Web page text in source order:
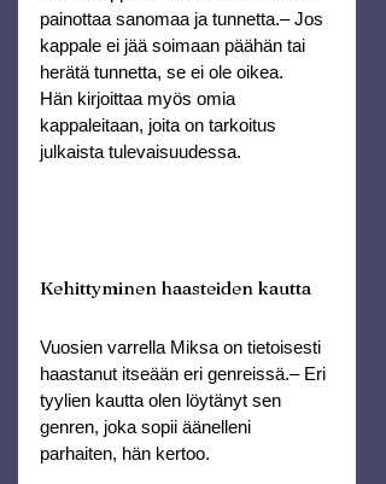
painottaa sanomaa ja tunnetta.– Jos
kappale ei jää soimaan päähän tai
herätä tunnetta, se ei ole oikea.
Hän kirjoittaa myös omia
kappaleitaan, joita on tarkoitus
julkaista tulevaisuudessa.
Kehittyminen haasteiden kautta
Vuosien varrella Miksa on tietoisesti
haastanut itseään eri genreissä.– Eri
tyylien kautta olen löytänyt sen
genren, joka sopii äänelleni
parhaiten, hän kertoo.